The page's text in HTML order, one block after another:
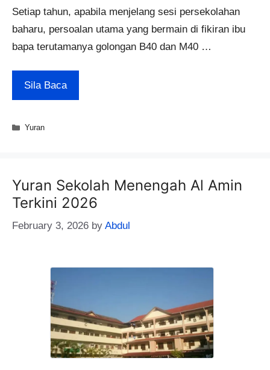
Setiap tahun, apabila menjelang sesi persekolahan
baharu, persoalan utama yang bermain di fikiran ibu
bapa terutamanya golongan B40 dan M40 …
Sila Baca
Categories
Yuran
Yuran Sekolah Menengah Al Amin
Terkini 2026
February 3, 2026 by Abdul